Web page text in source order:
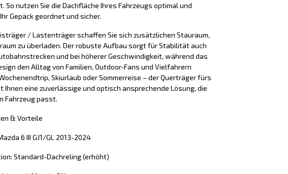
So nutzen Sie die Dachfläche Ihres Fahrzeugs optimal und
Gepäck geordnet und sicher.
/ Lastenträger schaffen Sie sich zusätzlichen Stauraum,
zu überladen. Der robuste Aufbau sorgt für Stabilität auch
und bei höherer Geschwindigkeit, während das
den Alltag von Familien, Outdoor-Fans und Vielfahrern
Skiurlaub oder Sommerreise – der Querträger fürs
Ihnen eine zuverlässige und optisch ansprechende Lösung, die
Fahrzeug passt.
& Vorteile
6 III GJ1/GL 2013-2024
Standard-Dachreling (erhöht)